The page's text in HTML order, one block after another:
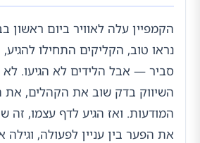
הקמפיין עלה לאוויר ביום ראשון
נראו טוב, הקליקים התחילו
סביר — אבל הלידים לא הגיעו.
השיווק בדק שוב את הקהלים, את
המודעות. ואז הגיע לדף עצמו, זה
את הפער בין עניין לפעולה,